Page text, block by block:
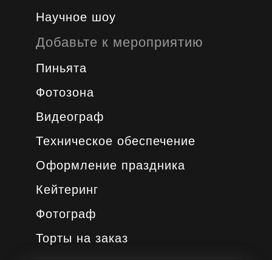
Научное шоу
Добавьте к мероприятию
Пиньята
Фотозона
Видеограф
Техническое обеспечение
Оформление праздника
Кейтеринг
Фотограф
Торты на заказ